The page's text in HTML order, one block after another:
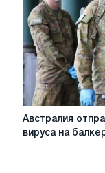
заходило
в
российский
порт
Усть-
Луга
Австралия
отправила
Австралия
вируса на